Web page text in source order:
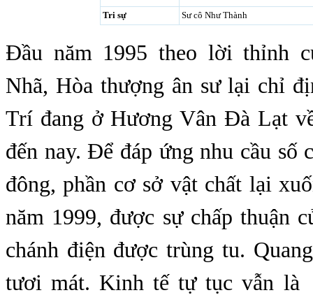
Tri sự
Sư cô Như Thành
Đầu năm 1995 theo lời thỉnh
Nhã, Hòa thượng ân sư lại chỉ
Trí đang ở Hương Vân Đà Lạt
đến nay. Để đáp ứng nhu cầu số
đông, phần cơ sở vật chất lại
năm 1999, được sự chấp thuận
chánh điện được trùng tu.
tươi mát. Kinh tế tự tục vẫn là